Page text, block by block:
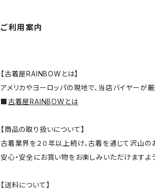
ご利用案内
【古着屋RAINBOWとは】
アメリカやヨーロッパの現地で、当店バイヤーが
■古着屋RAINBOWとは
【商品の取り扱いについて】
古着業界を２０年以上続け、古着を通じて沢山の
安心・安全にお買い物をお楽しみいただけますよ
【送料について】